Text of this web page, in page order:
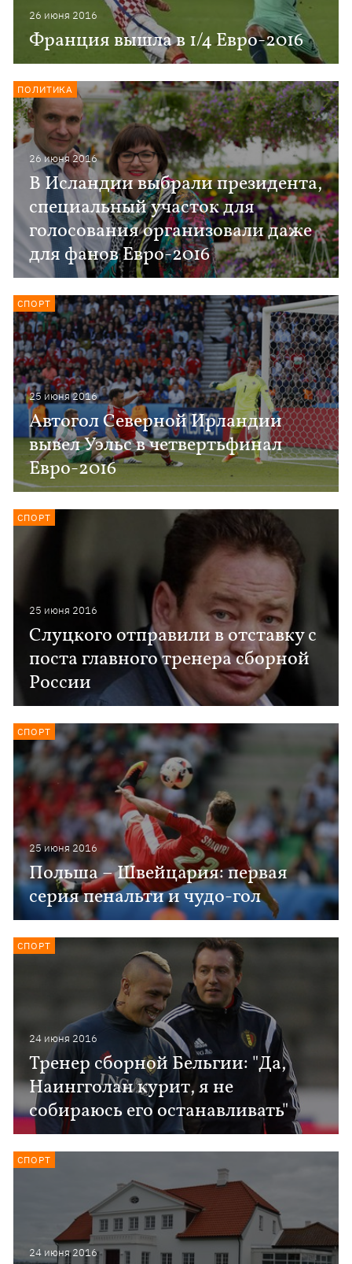
26 июня 2016
Франция вышла в 1/4 Евро-2016
26 июня 2016
В Исландии выбрали президента,
специальный участок для
голосования организовали даже
для фанов Евро-2016
ПОЛИТИКА
25 июня 2016
Автогол Северной Ирландии
вывел Уэльс в четвертьфинал
Евро-2016
СПОРТ
25 июня 2016
Слуцкого отправили в отставку с
поста главного тренера сборной
России
СПОРТ
25 июня 2016
Польша – Швейцария: первая
серия пенальти и чудо-гол
СПОРТ
24 июня 2016
Тренер сборной Бельгии: "Да,
Наингголан курит, я не
собираюсь его останавливать"
СПОРТ
24 июня 2016
СПОРТ